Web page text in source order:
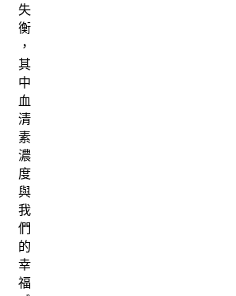
失
衡
，
其
中
血
清
素
濃
度
與
我
們
的
幸
福